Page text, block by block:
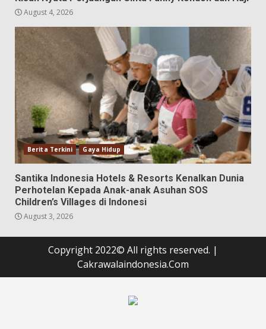
August 4, 2026
Berita Terkini Gaya Hidup
Santika Indonesia Hotels & Resorts Kenalkan Dunia
Perhotelan Kepada Anak-anak Asuhan SOS
Children’s Villages di Indonesi
August 3, 2026
Copyright 2022© All rights reserved. |
Cakrawalaindonesia.Com